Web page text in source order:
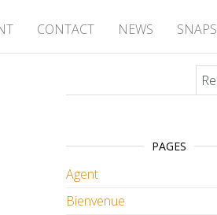
CONTACT NEWS SNAPS
PAGES
Agent
Bienvenue